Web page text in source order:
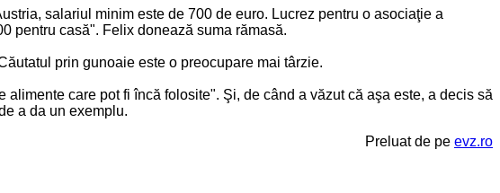
salariul minim este de 700 de euro. Lucrez pentru o asociaţie a
pentru casă". Felix donează suma rămasă.
prin gunoaie este o preocupare mai târzie.
care pot fi încă folosite". Şi, de când a văzut că aşa este, a decis să
a da un exemplu.
Preluat de pe evz.ro